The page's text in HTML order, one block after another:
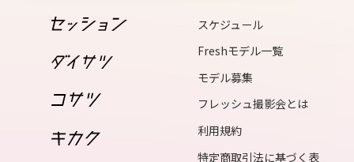
19
mon
21
tue
スケジュール
Freshモデル一覧
モデル募集
フレッシュ撮影会とは
利用規約
特定商取引法に基づく表